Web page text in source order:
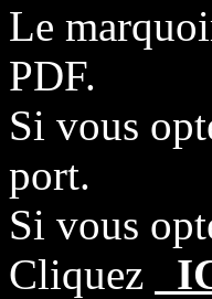
Le
PDF.
Si vous
port.
Si vous
Cliquez